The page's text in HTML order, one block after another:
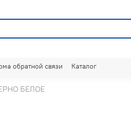
обратной связи Каталог
БЕЛОЕ